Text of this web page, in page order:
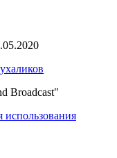
Broadcast"
использования